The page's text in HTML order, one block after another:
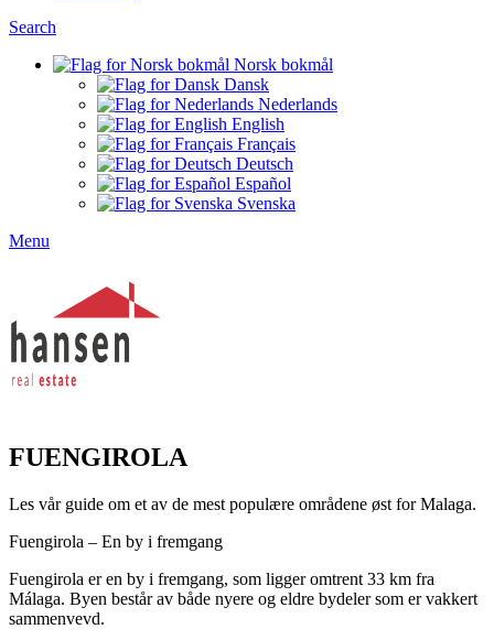
Search
Norsk bokmål
Dansk
Nederlands
English
Français
Deutsch
Español
Svenska
Menu
FUENGIROLA
Les vår guide om et av de mest populære områdene øst for Malaga.
Fuengirola – En by i fremgang
Fuengirola er en by i fremgang, som ligger omtrent 33 km fra
Málaga. Byen består av både nyere og eldre bydeler som er vakkert
sammenvevd.